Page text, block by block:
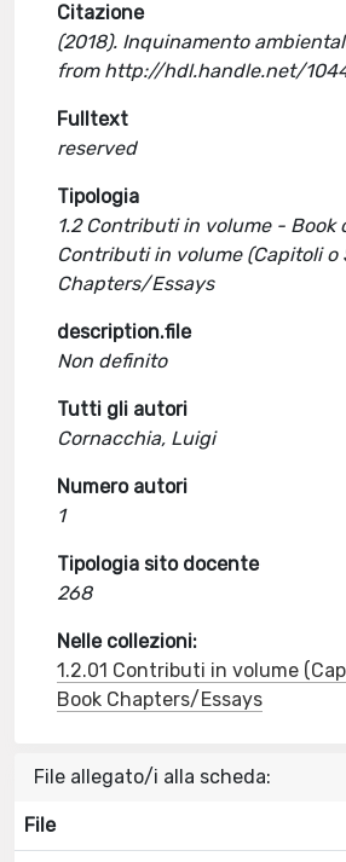
Citazione
(2018). Inquinamento
from http://hdl.handle.net/
Fulltext
reserved
Tipologia
1.2 Contributi in volume - Book
Contributi in volume (Capitoli o
Chapters/Essays
description.file
Non definito
Tutti gli autori
Cornacchia, Luigi
Numero autori
1
Tipologia sito docente
268
Nelle collezioni:
1.2.01 Contributi in volume
Book Chapters/Essays
File allegato/i alla scheda:
File